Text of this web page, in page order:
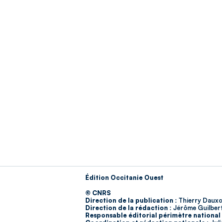
Édition Occitanie Ouest
© CNRS
Direction de la publication : Thierry
Direction de la rédaction : Jérôme
Responsable éditorial périmètre national